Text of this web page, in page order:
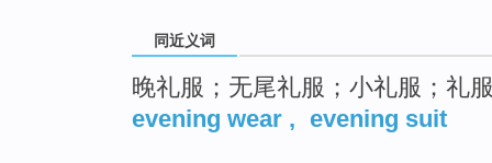
同近义词
晚礼服；无尾礼服；小礼服；礼
evening wear , evening suit